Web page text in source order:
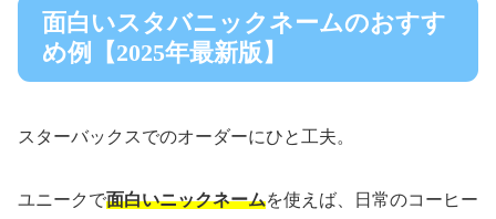
面白いスタバニックネームのおすす
め例【2025年最新版】
スターバックスでのオーダーにひと工夫。
ユニークで面白いニックネームを使えば、日常のコーヒー